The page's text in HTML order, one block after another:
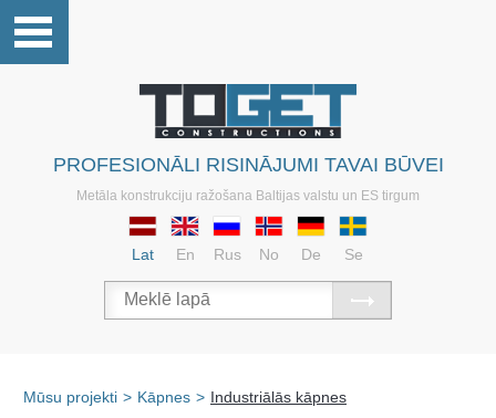
PROFESIONĀLI RISINĀJUMI TAVAI BŪVEI
Metāla konstrukciju ražošana Baltijas valstu un ES tirgum
Lat En Rus No De Se
Mūsu projekti > Kāpnes > Industriālās kāpnes